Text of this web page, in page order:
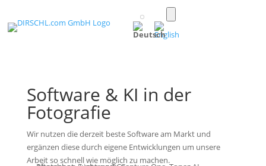
light/dark
mode
(Deutsch)
Software & KI in der
Fotografie
Wir nutzen die derzeit beste Software am Markt und
ergänzen diese durch eigene Entwicklungen um unsere
Arbeit so schnell wie möglich zu machen.